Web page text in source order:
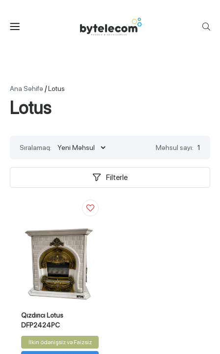
Ana Səhifə /Lotus
Lotus
Sıralamaq: Məhsul sayı: 1
Filterle
Qızdırıcı Lotus
DFP2424PC
İlkin ödənişsiz və Faizsiz